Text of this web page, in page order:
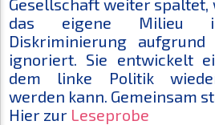
Gesellschaft weiter
das eigene Milieu
Diskriminierung
ignoriert. Sie entwickelt
dem linke Politik
werden kann. Gemeinsam
Hier zur Leseprobe